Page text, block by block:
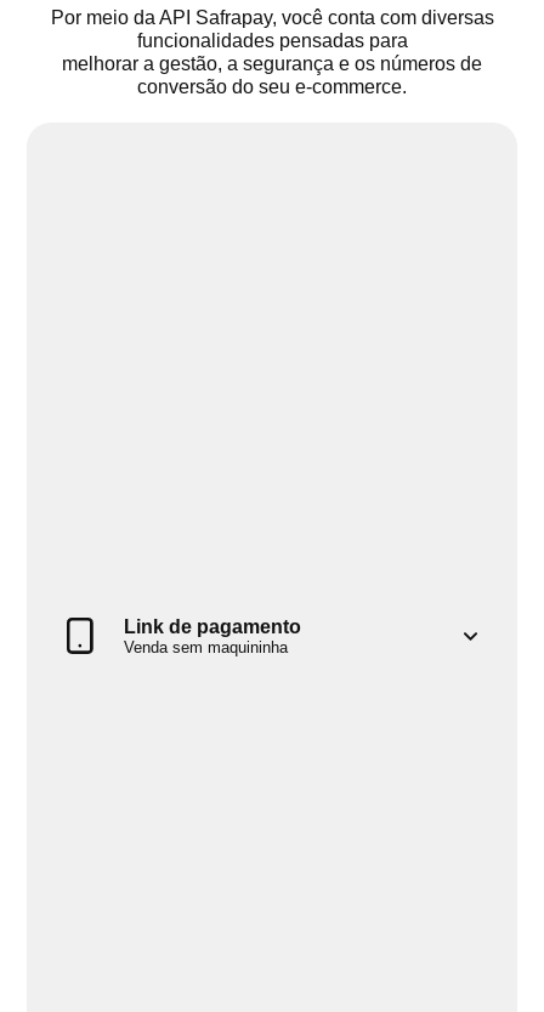
Por meio da API Safrapay, você conta com diversas
funcionalidades pensadas para
melhorar a gestão, a segurança e os números de
conversão do seu e-commerce.
Link de pagamento
Venda sem maquininha